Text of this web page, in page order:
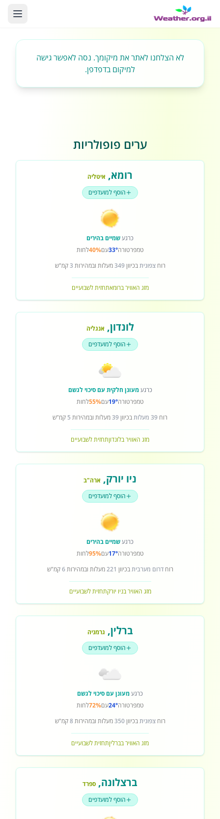
לא הצלחנו לאתר את מיקומך. נסה לאפשר גישה
למיקום בדפדפן.
ערים פופולריות
רומא, איטליה
הוסף למועדפים
כרגעשמיים בהירים
טמפרטורה33°עם40%לחות
רוחצפוניתבכיוון349מעלות ובמהירות 3קמ"ש
מזג האוויר ברומאתחזית לשבועיים
לונדון, אנגליה
הוסף למועדפים
כרגעמעונן חלקית עם סיכוי לגשם
טמפרטורה19°עם55%לחות
רוח 39 מעלות בכיוון39מעלות ובמהירות 5 קמ"ש
מזג האוויר בלונדוןתחזית לשבועיים
ניו יורק, ארה"ב
הוסף למועדפים
כרגעשמיים בהירים
טמפרטורה17°עם95%לחות
רוחדרום מערביתבכיוון 221מעלות ובמהירות6קמ"ש
מזג האוויר בניו יורקתחזית לשבועיים
ברלין, גרמניה
הוסף למועדפים
כרגעמעונן עם סיכוי לגשם
טמפרטורה24°עם72%לחות
רוחצפוניתבכיוון350מעלות ובמהירות8קמ"ש
מזג האוויר בברליןתחזית לשבועיים
ברצלונה, ספרד
הוסף למועדפים